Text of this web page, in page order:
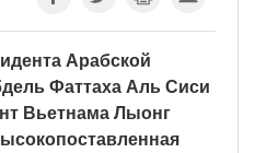
Арабской
Фаттаха Аль Сиси
Вьетнама Лыонг